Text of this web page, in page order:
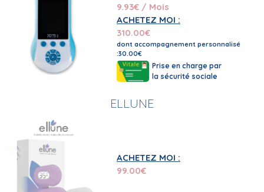
9.93€ / Mois
ACHETEZ MOI :
310.00€
dont accompagnement personnalisé
:30.00€
Prise en charge par
la sécurité sociale
ELLUNE
ACHETEZ MOI :
99.00€